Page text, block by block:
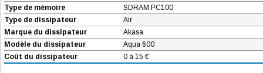
Type de mémoire
SDRAM PC100
Type de dissipateur
Air
Marque du dissipateur
Akasa
Modèle du dissipateur
Aqua 600
Coût du dissipateur
0 à 15 €